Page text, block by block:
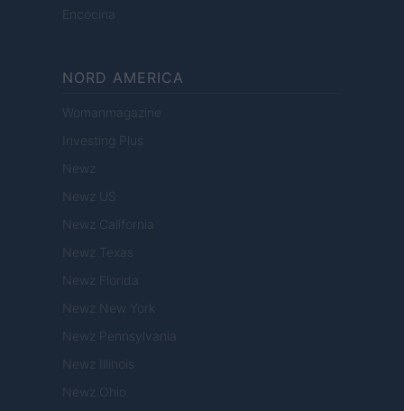
Encocina
NORD AMERICA
Womanmagazine
Investing Plus
Newz
Newz US
Newz California
Newz Texas
Newz Florida
Newz New York
Newz Pennsylvania
Newz Illinois
Newz Ohio